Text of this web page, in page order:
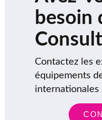
besoin
Contactez les
équipements
internationales